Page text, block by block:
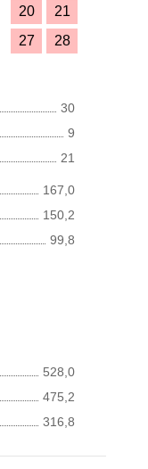
20
21
27
28
30
9
21
167,0
150,2
99,8
528,0
475,2
316,8